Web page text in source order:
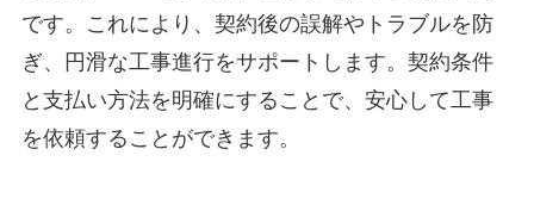
です。これにより、契約後の誤解やトラブルを防
ぎ、円滑な工事進行をサポートします。契約条件
と支払い方法を明確にすることで、安心して工事
を依頼することができます。